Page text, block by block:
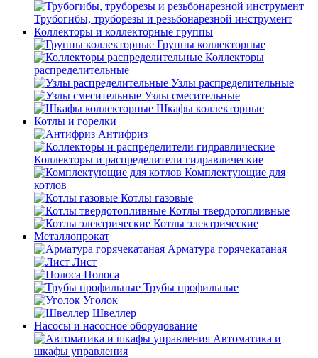
Трубогибы, труборезы и резьбонарезной инструмент
Коллекторы и коллекторные группы
Группы коллекторные
Коллекторы
распределительные
Узлы распределительные
Узлы смесительные
Шкафы коллекторные
Котлы и горелки
Антифриз
Коллекторы и распределители гидравлические
Комплектующие для
котлов
Котлы газовые
Котлы твердотопливные
Котлы электрические
Металлопрокат
Арматура горячекатаная
Лист
Полоса
Трубы профильные
Уголок
Швеллер
Насосы и насосное оборудование
Автоматика и
шкафы управления